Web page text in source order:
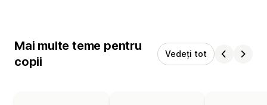
Mai multe teme pentru
copii
Vedeți tot